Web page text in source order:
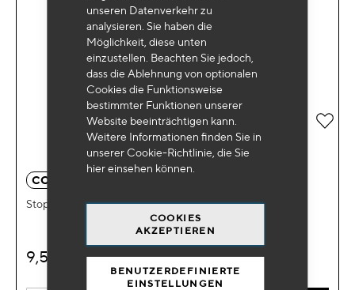
unseren Datenverkehr zu
analysieren. Sie haben die
Möglichkeit, diese unten
einzustellen. Beachten Sie jedoch,
dass die Ablehnung von optionalen
Cookies die Funktionsweise
bestimmter Funktionen unserer
Website beeinträchtigen kann.
Weitere Informationen finden Sie in
unserer Cookie-Richtlinie, die Sie
hiereinsehen können.
COOKIES
AKZEPTIEREN
BENUTZERDEFINIERTE
EINSTELLUNGEN
CO 1012
Stop Fuktionen Radiatoren 300ml
9,50
Zur